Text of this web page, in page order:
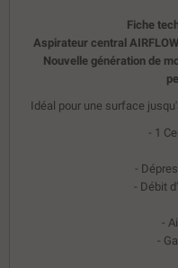
Fiche
Aspirateur central
Nouvelle génération de
Idéal pour une surface
- 1
-
- Débit
-
-